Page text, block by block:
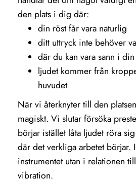
den plats i dig där:
din röst får vara naturlig
ditt uttryck inte behöver
där du kan vara sann i
ljudet kommer från
huvudet
När vi återknyter till den
magiskt. Vi slutar försöka
börjar istället låta ljudet röra
där det verkliga arbetet börjar.
instrumentet utan i relationen
vibration.